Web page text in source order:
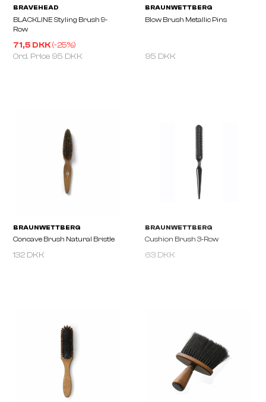
BRAVEHEAD
BLACKLINE Mini Paddle Brush
BRAVEHEAD
BLACKLINE Paddle
BRAVEHEAD
BLACKLINE Styling Brush 9-
71,5 DKK(-25%)
Ord. Price 95 DKK
BRAUN WETTBERG
Blow Brush Metallic
95 DKK
132 DKK 63 DKK